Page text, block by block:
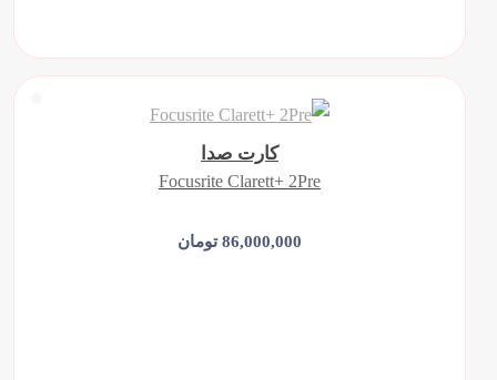
کارت صدا
Focusrite Clarett+ 2Pre
86,000,000 تومان